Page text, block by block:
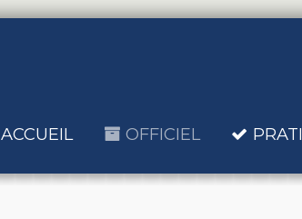
ACCUEIL OFFICIEL